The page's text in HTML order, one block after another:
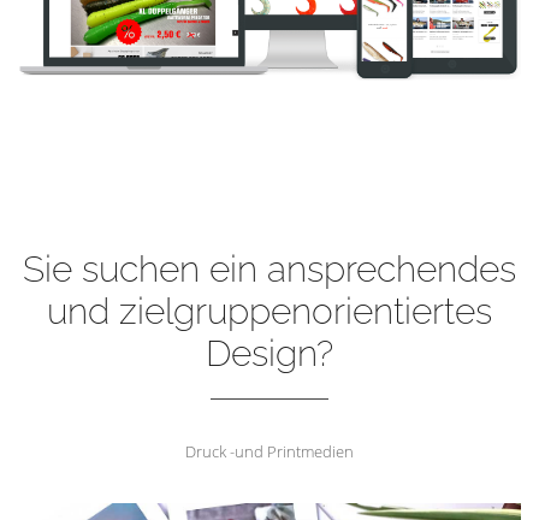
Sie suchen ein ansprechendes
und zielgruppenorientiertes
Design?
Druck -und Printmedien